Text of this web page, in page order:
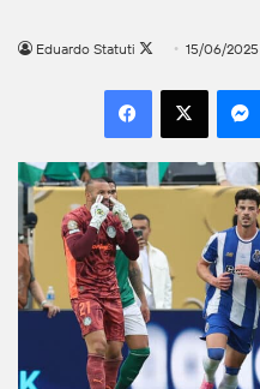
Eduardo Statuti
Follow15/06/
Facebook
X